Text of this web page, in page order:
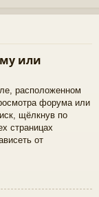
или
расположенном
форума или
щёлкнув по
страницах
от